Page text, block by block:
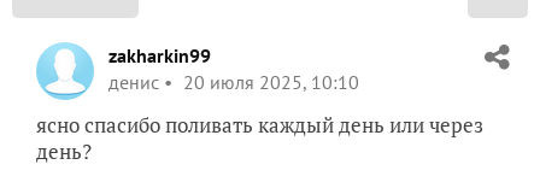
zakharkin99
денис
20 июля 2025, 10:10
ясно спасибо поливать каждый день или через
день?